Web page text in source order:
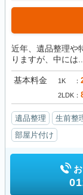
近年、遺品整理や
りますが、中には...
基本料金 1K
2LDK
遺品整理 生前整
部屋片付け